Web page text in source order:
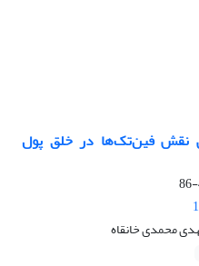
نقش فین‌تک‌ها در خلق پول
محمدی خانقاه